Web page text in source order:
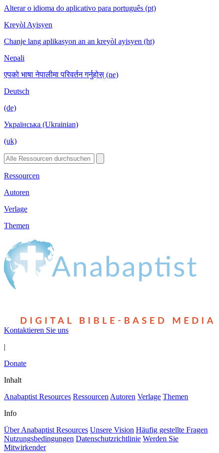
Alterar o idioma do aplicativo para português (pt)
Kreyòl Ayisyen
Chanje lang aplikasyon an an kreyòl ayisyen (ht)
Nepali
एपको भाषा नेपालीमा परिवर्तन गर्नुहोस् (ne)
Deutsch
(de)
Українська (Ukrainian)
(uk)
Ressourcen
Autoren
Verlage
Themen
Kontaktieren Sie uns
|
Donate
Inhalt
Anabaptist Resources Ressourcen Autoren Verlage Themen
Info
Über Anabaptist Resources Unsere Vision Häufig gestellte Fragen
Nutzungsbedingungen Datenschutzrichtlinie Werden Sie
Mitwirkender